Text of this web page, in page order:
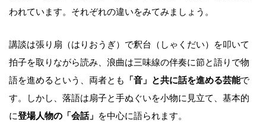
われています。それぞれの違いをみてみましょう。
講談は張り扇（はりおうぎ）で釈台（しゃくだい）を叩いて
拍子を取りながら読み、浪曲は三味線の伴奏に節と語りで物
語を進めるという、両者とも
「音」と共に話を進める芸能で
す。しかし、落語は扇子と手ぬぐいを小物に見立て、基本的
に登場人物の「会話」 を中心に語られます。